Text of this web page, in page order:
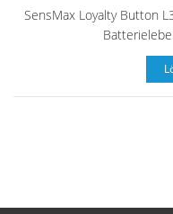
SensMax Loyalty Button